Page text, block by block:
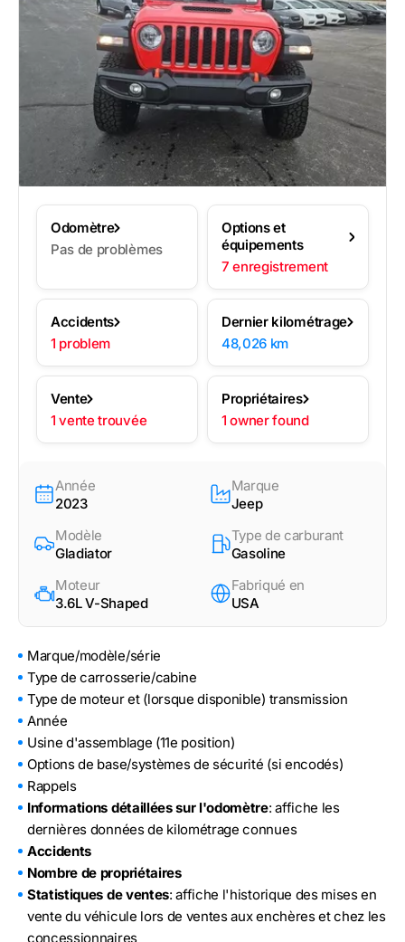
Odomètre
Pas de problèmes
Options et
équipements
7 enregistrement
Accidents
1 problem
Dernier kilométrage
48,026 km
Vente
1 vente trouvée
Propriétaires
1 owner found
Année
2023
Marque
Jeep
Modèle
Gladiator
Type de carburant
Gasoline
Moteur
3.6L V-Shaped
Fabriqué en
USA
Marque/modèle/série
Type de carrosserie/cabine
Type de moteur et (lorsque disponible) transmission
Année
Usine d'assemblage (11e position)
Options de base/systèmes de sécurité (si encodés)
Rappels
Informations détaillées sur l'odomètre: affiche les
dernières données de kilométrage connues
Accidents
Nombre de propriétaires
Statistiques de ventes: affiche l'historique des mises en
vente du véhicule lors de ventes aux enchères et chez les
concessionnaires